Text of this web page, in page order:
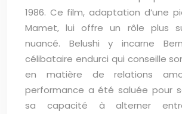
1986. Ce film, adaptation d’une
Mamet, lui offre un rôle plus
nuancé. Belushi y incarne
célibataire endurci qui conseille
en matière de relations
performance a été saluée pour
sa capacité à alterner